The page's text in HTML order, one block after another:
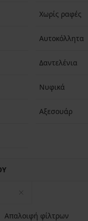
Χωρίς ραφές
Αυτοκόλλητα
Δαντελένια
Νυφικά
Αξεσουάρ
Απαλοιφή φίλτρων